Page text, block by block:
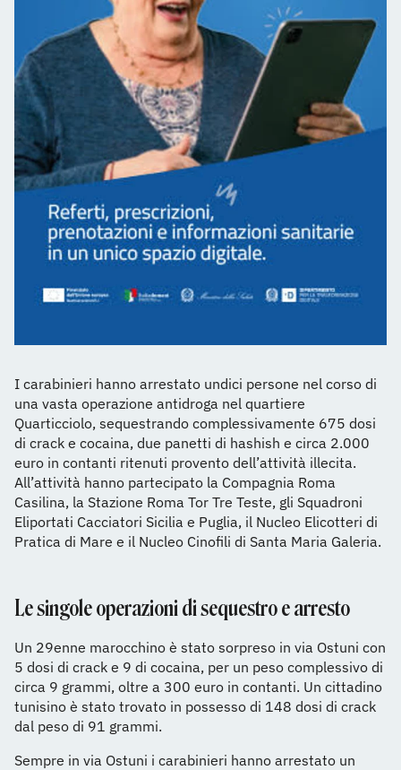
I carabinieri hanno arrestato undici persone nel corso di
una vasta operazione antidroga nel quartiere
Quarticciolo, sequestrando complessivamente 675 dosi
di crack e cocaina, due panetti di hashish e circa 2.000
euro in contanti ritenuti provento dell’attività illecita.
All’attività hanno partecipato la Compagnia Roma
Casilina, la Stazione Roma Tor Tre Teste, gli Squadroni
Eliportati Cacciatori Sicilia e Puglia, il Nucleo Elicotteri di
Pratica di Mare e il Nucleo Cinofili di Santa Maria Galeria.
Le singole operazioni di sequestro e arresto
Un 29enne marocchino è stato sorpreso in via Ostuni con
5 dosi di crack e 9 di cocaina, per un peso complessivo di
circa 9 grammi, oltre a 300 euro in contanti. Un cittadino
tunisino è stato trovato in possesso di 148 dosi di crack
dal peso di 91 grammi.
Sempre in via Ostuni i carabinieri hanno arrestato un